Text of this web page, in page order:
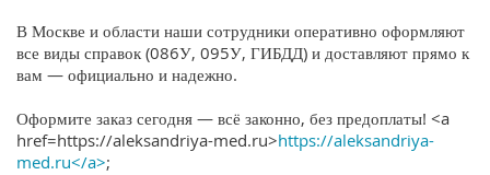
В Москве и области наши сотрудники оперативно оформляют
все виды справок (086У, 095У, ГИБДД) и доставляют прямо к
вам — официально и надежно.
Оформите заказ сегодня — всё законно, без предоплаты! <a
href=https://aleksandriya-med.ru>https://aleksandriya-
med.ru</a>;